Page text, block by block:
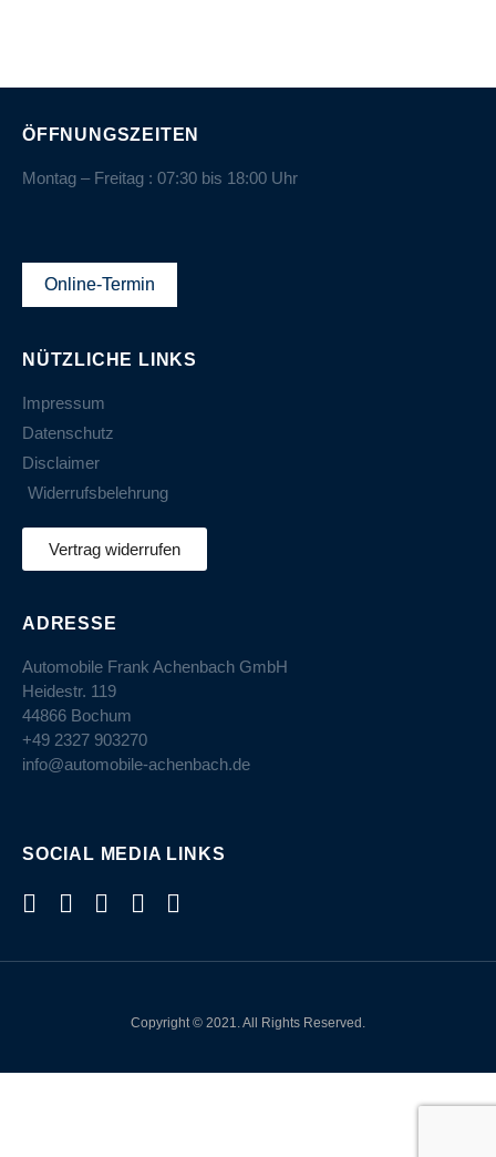
ÖFFNUNGSZEITEN
Montag – Freitag : 07:30 bis 18:00 Uhr
Online-Termin
NÜTZLICHE LINKS
Impressum
Datenschutz
Disclaimer
Widerrufsbelehrung
Vertrag widerrufen
ADRESSE
Automobile Frank Achenbach GmbH
Heidestr. 119
44866 Bochum
+49 2327 903270
info@automobile-achenbach.de
SOCIAL MEDIA LINKS
Copyright © 2021. All Rights Reserved.